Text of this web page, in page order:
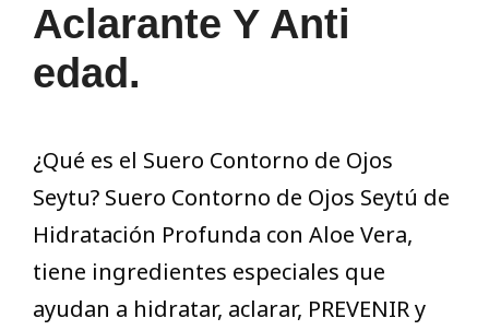
Aclarante Y Anti
edad.
¿Qué es el Suero Contorno de Ojos
Seytu? Suero Contorno de Ojos Seytú de
Hidratación Profunda con Aloe Vera,
tiene ingredientes especiales que
ayudan a hidratar, aclarar, PREVENIR y